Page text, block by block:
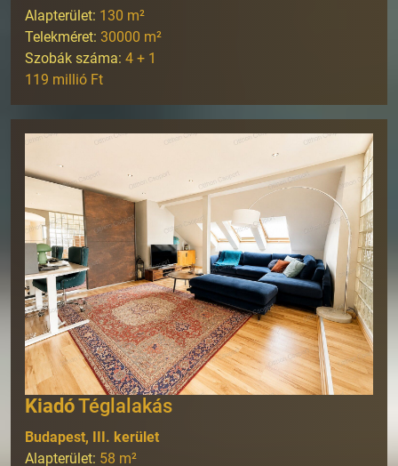
Alapterület: 130 m²
Telekméret: 30000 m²
Szobák száma: 4 + 1
119 millió Ft
KiadóTéglalakás
Budapest, III. kerület
Alapterület: 58 m²